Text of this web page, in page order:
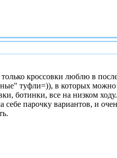
кроссовки люблю в
туфли=)), в которых можно
ботинки, все на низком
себе парочку вариантов, и